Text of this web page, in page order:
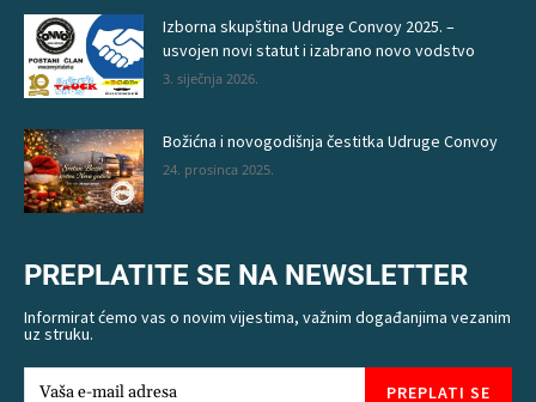
Izborna skupština Udruge Convoy 2025. –
usvojen novi statut i izabrano novo vodstvo
3. siječnja 2026.
Božićna i novogodišnja čestitka Udruge Convoy
24. prosinca 2025.
PREPLATITE SE NA NEWSLETTER
Informirat ćemo vas o novim vijestima, važnim događanjima vezanim
uz struku.
PREPLATI SE